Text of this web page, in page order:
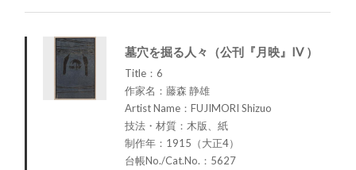
墓穴を掘る人々（公刊『月映』IV ）
Title：6
作家名：藤森 静雄
Artist Name：FUJIMORI Shizuo
技法・材質：木版、紙
制作年：1915（大正4）
台帳No./Cat.No.：5627